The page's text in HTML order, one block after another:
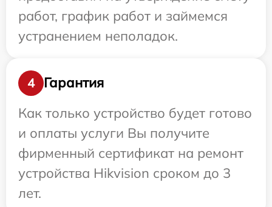
работ, график работ и займемся
устранением неполадок.
4
Гарантия
Как только устройство будет готово
и оплаты услуги Вы получите
фирменный сертификат на ремонт
устройства Hikvision сроком до 3
лет.